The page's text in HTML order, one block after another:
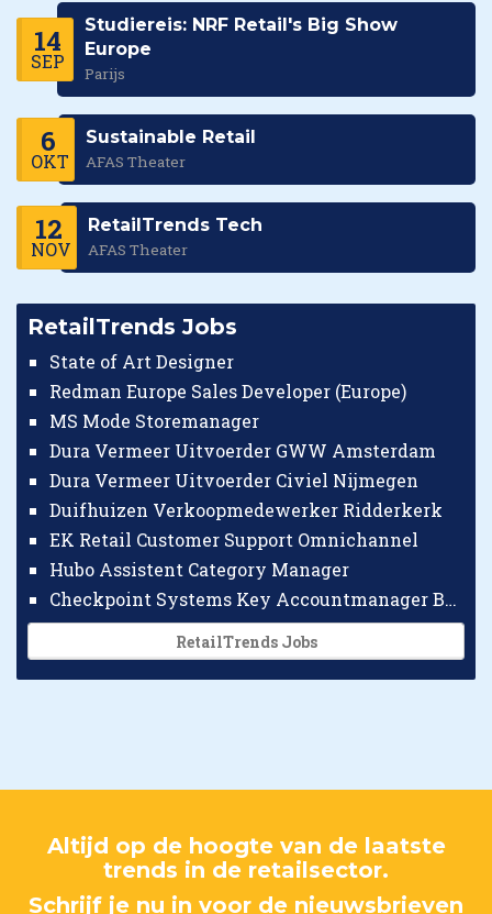
14
SEP
Studiereis: NRF Retail's Big Show
Europe
Parijs
6
OKT
Sustainable Retail
AFAS Theater
12
NOV
RetailTrends Tech
AFAS Theater
RetailTrends Jobs
State of Art Designer
Redman Europe Sales Developer (Europe)
MS Mode Storemanager
Dura Vermeer Uitvoerder GWW Amsterdam
Dura Vermeer Uitvoerder Civiel Nijmegen
Duifhuizen Verkoopmedewerker Ridderkerk
EK Retail Customer Support Omnichannel
Hubo Assistent Category Manager
Checkpoint Systems Key Accountmanager Benelux
RetailTrends Jobs
Altijd op de hoogte van de laatste
trends in de retailsector.
Schrijf je nu in voor de nieuwsbrieven